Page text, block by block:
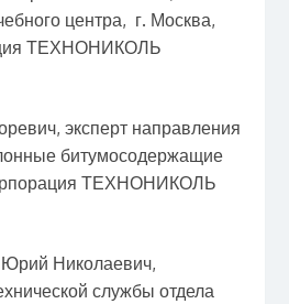
центра, г. Москва,
ТЕХНОНИКОЛЬ
эксперт направления
битумосодержащие
ТЕХНОНИКОЛЬ
Юрий Николаевич,
службы отдела